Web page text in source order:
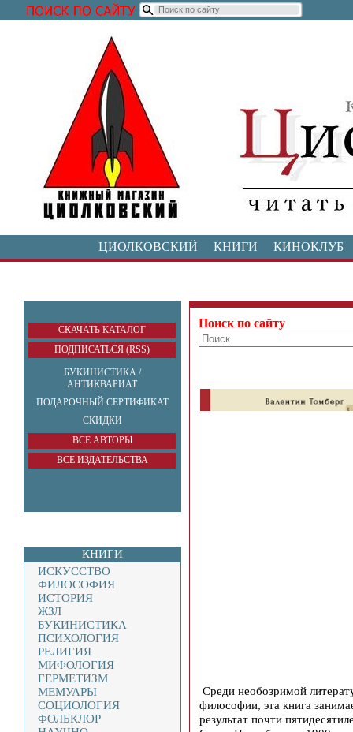
ЦИОЛКОВСКИЙ КНИГИ КИНОКЛУБ
СКАЧАТЬ КАТАЛОГ
ПОДПИСАТЬСЯ (RSS)
БУКИНИСТИКА /
АНТИКВАРИАТ
ПОДАРОЧНЫЙ СЕРТИФИКАТ
СКИДКИ
ВСЕ АВТОРЫ
ВСЕ ИЗДАТЕЛЬСТВА
КНИГИ
ИСКУССТВО
ФИЛОСОФИЯ
ИСТОРИЯ
ЖЗЛ
БУКИНИСТИКА
ПСИХОЛОГИЯ
РЕЛИГИЯ
МИФОЛОГИЯ
ГЕРМЕТИЗМ
МЕМУАРЫ
СОЦИОЛОГИЯ
ФОЛЬКЛОР
Поиск по сайту
Среди необозримой
философии, эта книга
результат почти